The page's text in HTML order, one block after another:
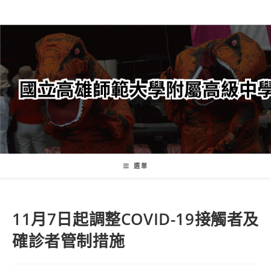
轉
要
內
容
選單
11月7日起調整COVID-19接觸者及
確診者管制措施